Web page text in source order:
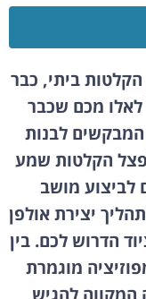
ביתי, כבר
לאלו מכם שכבר
המבקשים לבנות
הקלטות שמע
לביצוע מושב
יצירת אולפן
הדרוש לכם. בין
מוגמרת